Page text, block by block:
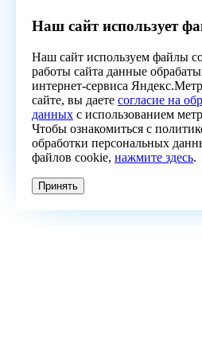
Наш сайт использует
Наш сайт используем файлы
работы сайта данные
интернет-сервиса
сайте, вы даете согласие на
данных с использованием
Чтобы ознакомиться с
обработки персональных
файлов cookie, нажмите здесь.
Принять